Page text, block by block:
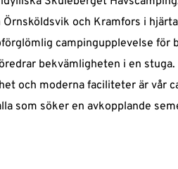
dig på en plats som med
Om du förbokat en plats så
23 Augusti - 28 September
105 35 08
det råder eldningsförbud.
för alla våra incheckade
och Kramfors i
campingupplevelse för
bekvämligheten i en
som söker en avkopplande